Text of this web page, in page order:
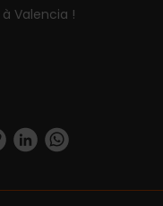
Valencia !
visit_valencia/
user/
vimeo.com/
https://www.linkedin.com/company/turismo-valencia/https://api.whatsapp.com/send/